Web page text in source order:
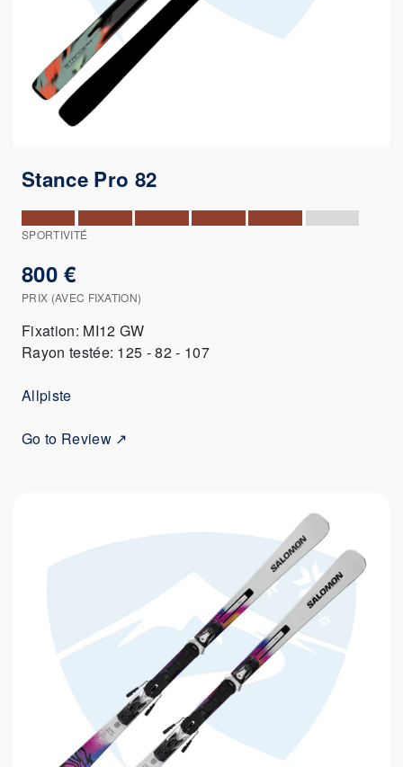
Stance Pro 82
SPORTIVITÉ
800 €
PRIX (AVEC FIXATION)
Fixation: MI12 GW
Rayon testée: 125 - 82 - 107
Allpiste
Go to Review ↗